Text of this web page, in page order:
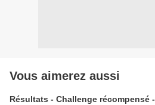
Vous aimerez aussi
Résultats - Challenge récompensé -